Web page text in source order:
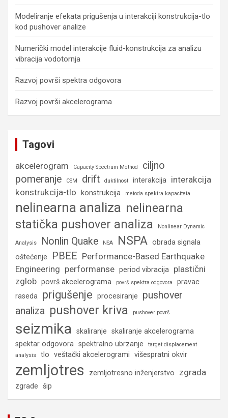
Modeliranje efekata prigušenja u interakciji konstrukcija-tlo
kod pushover analize
Numerički model interakcije fluid-konstrukcija za analizu
vibracija vodotornja
Razvoj površi spektra odgovora
Razvoj površi akcelerograma
Tagovi
akcelerogram Capacity Spectrum Method
ciljno
pomeranje
CSM drift duktilnost interakcija
interakcija
konstrukcija-tlo
konstrukcija metoda spektra kapaciteta
nelinearna analiza nelinearna
statička pushover analiza
Nonlinear Dynamic
Analysis Nonlin Quake NSA NSPA obrada signala
oštećenje
PBEE Performance-Based Earthquake
Engineering performanse period vibracija
plastični
zglob površ akcelerograma površ spektra odgovora
pravac
raseda
prigušenje procesiranje
pushover
analiza pushover kriva pushover površ
seizmika skaliranje
skaliranje akcelerograma
spektar odgovora
spektralno ubrzanje
target displacement
analysis
tlo veštački akcelerogrami višespratni okvir
zemljotres zemljotresno inženjerstvo zgrada
zgrade šip